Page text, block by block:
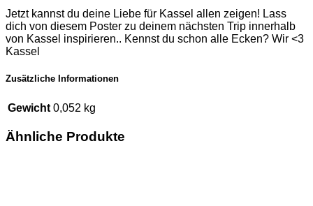
Jetzt kannst du deine Liebe für Kassel allen zeigen! Lass
dich von diesem Poster zu deinem nächsten Trip innerhalb
von Kassel inspirieren.. Kennst du schon alle Ecken? Wir <3
Kassel
Zusätzliche Informationen
Gewicht 0,052 kg
Ähnliche Produkte